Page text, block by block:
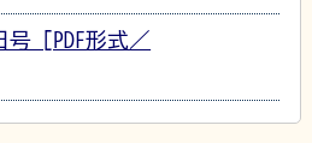
号 [PDF形式／